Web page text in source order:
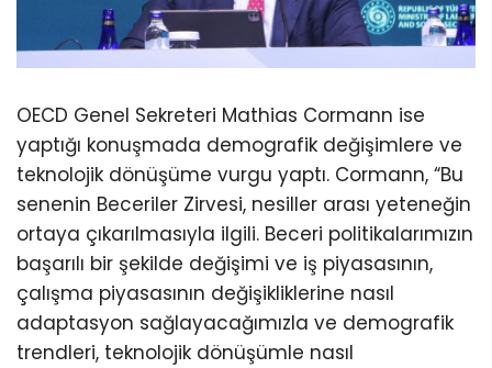
OECD Genel Sekreteri Mathias Cormann ise
yaptığı konuşmada demografik değişimlere ve
teknolojik dönüşüme vurgu yaptı. Cormann, “Bu
senenin Beceriler Zirvesi, nesiller arası yeteneğin
ortaya çıkarılmasıyla ilgili. Beceri politikalarımızın
başarılı bir şekilde değişimi ve iş piyasasının,
çalışma piyasasının değişikliklerine nasıl
adaptasyon sağlayacağımızla ve demografik
trendleri, teknolojik dönüşümle nasıl